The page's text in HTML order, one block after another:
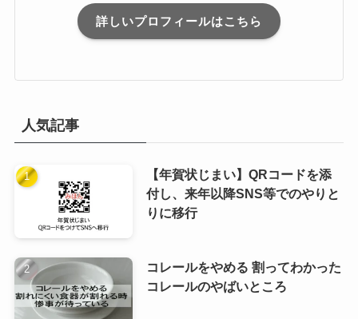
詳しいプロフィールはこちら
人気記事
【年賀状じまい】QRコードを添
付し、来年以降SNS等でのやりと
りに移行
コレールをやめる 割ってわかった
コレールのやばいところ